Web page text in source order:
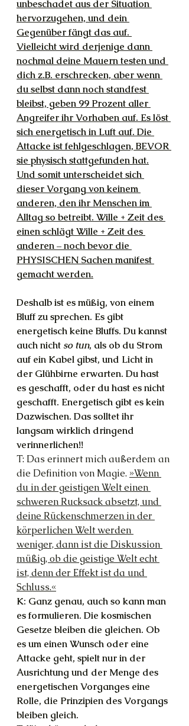
unbeschadet aus der Situation
hervorzugehen, und dein
Gegenüber fängt das auf.
Vielleicht wird derjenige dann
nochmal deine Mauern testen und
dich z.B. erschrecken, aber wenn
du selbst dann noch standfest
bleibst, geben 99 Prozent aller
Angreifer ihr Vorhaben auf. Es löst
sich energetisch in Luft auf. Die
Attacke ist fehlgeschlagen, BEVOR
sie physisch stattgefunden hat.
Und somit unterscheidet sich
dieser Vorgang von keinem
anderen, den ihr Menschen im
Alltag so betreibt. Wille + Zeit des
einen schlägt Wille + Zeit des
anderen – noch bevor die
PHYSISCHEN Sachen manifest
gemacht werden.
Deshalb ist es müßig, von einem
Bluff zu sprechen. Es gibt
energetisch keine Bluffs. Du kannst
auch nicht so tun, als ob du Strom
auf ein Kabel gibst, und Licht in
der Glühbirne erwarten. Du hast
es geschafft, oder du hast es nicht
geschafft. Energetisch gibt es kein
Dazwischen. Das solltet ihr
langsam wirklich dringend
verinnerlichen!!
T: Das erinnert mich außerdem an
die Definition von Magie. »Wenn
du in der geistigen Welt einen
schweren Rucksack absetzt, und
deine Rückenschmerzen in der
körperlichen Welt werden
weniger, dann ist die Diskussion
müßig, ob die geistige Welt echt
ist, denn der Effekt ist da und
Schluss.«
K: Ganz genau, auch so kann man
es formulieren. Die kosmischen
Gesetze bleiben die gleichen. Ob
es um einen Wunsch oder eine
Attacke geht, spielt nur in der
Ausrichtung und der Menge des
energetischen Vorganges eine
Rolle, die Prinzipien des Vorgangs
bleiben gleich.